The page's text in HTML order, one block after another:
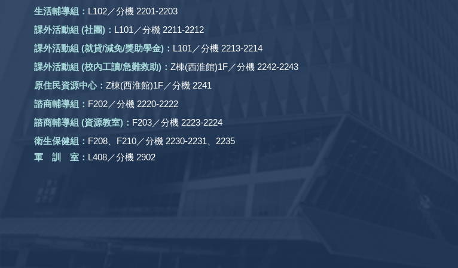
生活輔導組： L102／分機 2201-2203
課外活動組 (社團) ： L101／分機 2211-2212
課外活動組 (就貸/減免/獎助學金)： L101／分機 2213-2214
課外活動組 (校內工讀/急難救助) ： Z棟(西淮館)1F／分機 2242-2243
原住民資源中心： Z棟(西淮館)1F／分機 2241
諮商輔導組： F202／分機 2220-2222
諮商輔導組 (資源教室)： F203／分機 2223-2224
衛生保健組： F208、F210／分機 2230-2231、2235
軍 訓 室： L408／分機 2902